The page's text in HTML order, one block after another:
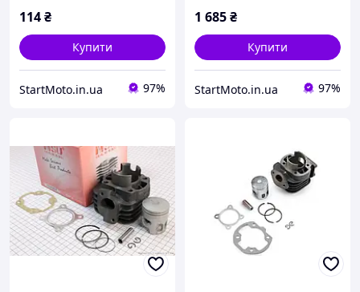
114₴
Купити
StartMoto.in.ua 97%
1 685₴
Купити
StartMoto.in.ua 97%